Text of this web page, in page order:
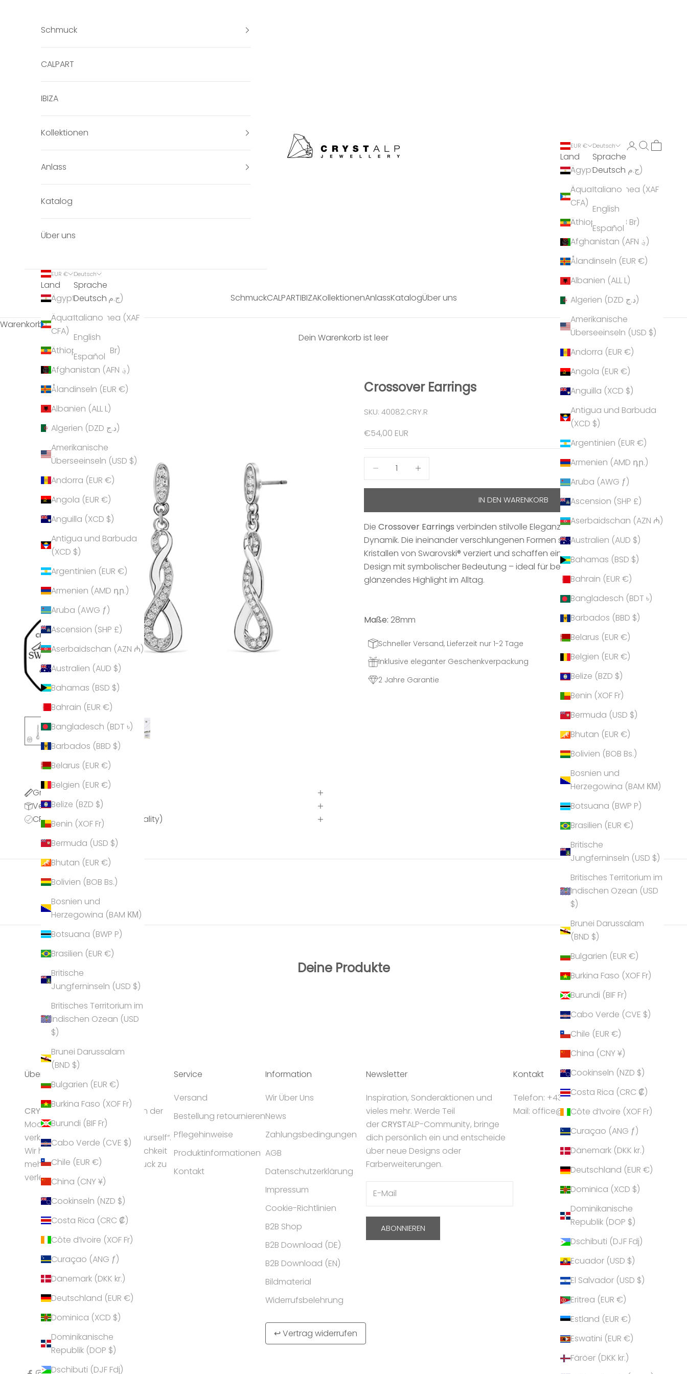
crystalpjewelry
SchmuckCALPARTIBIZAKollektionenAnlassKatalogÜber uns
EUR €
Land
Ägypten (EGP ج.م)
Äquatorialguinea (XAF
CFA)
Äthiopien (ETB Br)
Afghanistan (AFN ؋)
Ålandinseln (EUR €)
Albanien (ALL L)
Algerien (DZD د.ج)
Amerikanische
Überseeinseln (USD $)
Andorra (EUR €)
Angola (EUR €)
Anguilla (XCD $)
Antigua und Barbuda
(XCD $)
Argentinien (EUR €)
Armenien (AMD դր.)
Aruba (AWG ƒ)
Ascension (SHP £)
Aserbaidschan (AZN ₼)
Australien (AUD $)
Bahamas (BSD $)
Bahrain (EUR €)
Bangladesch (BDT ৳)
Barbados (BBD $)
Belarus (EUR €)
Belgien (EUR €)
Belize (BZD $)
Benin (XOF Fr)
Bermuda (USD $)
Bhutan (EUR €)
Bolivien (BOB Bs.)
Bosnien und
Herzegowina (BAM КМ)
Botsuana (BWP P)
Brasilien (EUR €)
Britische
Jungferninseln (USD $)
Britisches Territorium im
Indischen Ozean (USD
$)
Brunei Darussalam
(BND $)
Bulgarien (EUR €)
Burkina Faso (XOF Fr)
Burundi (BIF Fr)
Cabo Verde (CVE $)
Chile (EUR €)
China (CNY ¥)
Cookinseln (NZD $)
Costa Rica (CRC ₡)
Côte d’Ivoire (XOF Fr)
Curaçao (ANG ƒ)
Dänemark (DKK kr.)
Deutschland (EUR €)
Dominica (XCD $)
Dominikanische
Republik (DOP $)
Dschibuti (DJF Fdj)
Ecuador (USD $)
El Salvador (USD $)
Eritrea (EUR €)
Estland (EUR €)
Eswatini (EUR €)
Färöer (DKK kr.)
Deutsch
Sprache
Deutsch
Italiano
English
Español
Anmelden
Suchen
Schmuck
CALPART
IBIZA
Kollektionen
Anlass
Katalog
Über uns
EUR €
Land
Ägypten (EGP ج.م)
Äquatorialguinea (XAF
CFA)
Äthiopien (ETB Br)
Afghanistan (AFN ؋)
Ålandinseln (EUR €)
Albanien (ALL L)
Algerien (DZD د.ج)
Amerikanische
Überseeinseln (USD $)
Andorra (EUR €)
Angola (EUR €)
Anguilla (XCD $)
Antigua und Barbuda
(XCD $)
Argentinien (EUR €)
Armenien (AMD դր.)
Aruba (AWG ƒ)
Ascension (SHP £)
Aserbaidschan (AZN ₼)
Australien (AUD $)
Bahamas (BSD $)
Bahrain (EUR €)
Bangladesch (BDT ৳)
Barbados (BBD $)
Belarus (EUR €)
Belgien (EUR €)
Belize (BZD $)
Benin (XOF Fr)
Bermuda (USD $)
Bhutan (EUR €)
Bolivien (BOB Bs.)
Bosnien und
Herzegowina (BAM КМ)
Botsuana (BWP P)
Brasilien (EUR €)
Britische
Jungferninseln (USD $)
Britisches Territorium im
Indischen Ozean (USD
$)
Brunei Darussalam
(BND $)
Bulgarien (EUR €)
Burkina Faso (XOF Fr)
Burundi (BIF Fr)
Cabo Verde (CVE $)
Chile (EUR €)
China (CNY ¥)
Cookinseln (NZD $)
Costa Rica (CRC ₡)
Côte d’Ivoire (XOF Fr)
Curaçao (ANG ƒ)
Dänemark (DKK kr.)
Deutschland (EUR €)
Dominica (XCD $)
Dominikanische
Republik (DOP $)
Dschibuti (DJF Fdj)
Deutsch
Sprache
Deutsch
Italiano
English
Español
Warenkorb
Dein Warenkorb ist leer
Crossover Earrings
SKU: 40082.CRY.R
Angebot
€54,00 EUR
Anzahl verringernAnzahl erhöhen
IN DEN WARENKORB
Die Crossover Earrings verbinden stilvolle Eleganz mit geschwungener
Dynamik. Die ineinander verschlungenen Formen sind mit funkelnden
Kristallen von Swarovski® verziert und schaffen ein modernes, feminines
Design mit symbolischer Bedeutung – ideal für besondere Anlässe oder als
glänzendes Highlight im Alltag.
Maße: 28mm
Schneller Versand, Lieferzeit nur 1-2 Tage
Inklusive eleganter Geschenkverpackung
2 Jahre Garantie
Größentabelle
Versandinformationen
CPQ (CRYSTALP Premium Quality)
Deine Produkte
Über Uns
CRYSTALP gilt als Geheimtipp in der
Modeschmuck-Branche und
verkörpert die Idee „express yourself“.
Wir helfen Frauen ihrer Persönlichkeit
mehr Ausstrahlung und Ausdruck zu
verleihen.
Service
Versand
Bestellung retournieren
Pflegehinweise
Produktinformationen
Kontakt
Information
Wir Über Uns
News
Zahlungsbedingungen
AGB
Datenschutzerklärung
Impressum
Cookie-Richtlinien
B2B Shop
B2B Download (DE)
B2B Download (EN)
Bildmaterial
Widerrufsbelehrung
↩ Vertrag widerrufen
Newsletter
Inspiration, Sonderaktionen und
vieles mehr. Werde Teil
derCRYSTALP-Community, bringe
dich persönlich ein und entscheide
über neue Designs oder
Farberweiterungen.
ABONNIEREN
Kontakt
Telefon: +43 5224 55550
Mail: office@crystalp.com